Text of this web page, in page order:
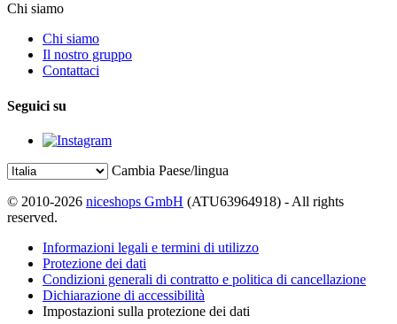
Chi siamo
Chi siamo
Il nostro gruppo
Contattaci
Seguici su
Cambia Paese/lingua
© 2010-2026 niceshops GmbH (ATU63964918) - All rights
reserved.
Informazioni legali e termini di utilizzo
Protezione dei dati
Condizioni generali di contratto e politica di cancellazione
Dichiarazione di accessibilità
Impostazioni sulla protezione dei dati